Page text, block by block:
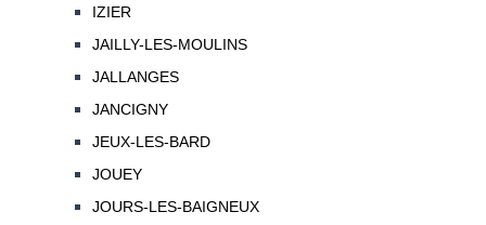
IZIER
JAILLY-LES-MOULINS
JALLANGES
JANCIGNY
JEUX-LES-BARD
JOUEY
JOURS-LES-BAIGNEUX